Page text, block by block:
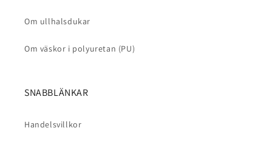
Om ullhalsdukar
Om väskor i polyuretan (PU)
SNABBLÄNKAR
Handelsvillkor